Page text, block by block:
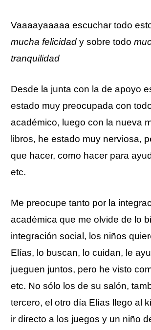
Vaaaayaaaaa escuchar todo
mucha felicidad y sobre todo
tranquilidad
Desde la junta con la de apoyo
estado muy preocupada con
académico, luego con la nueva
libros, he estado muy nerviosa,
que hacer, como hacer para
etc.
Me preocupe tanto por la
académica que me olvide de lo
integración social, los niños
Elías, lo buscan, lo cuidan, le
jueguen juntos, pero he visto
etc. No sólo los de su salón,
tercero, el otro día Elías llego al
ir directo a los juegos y un niño